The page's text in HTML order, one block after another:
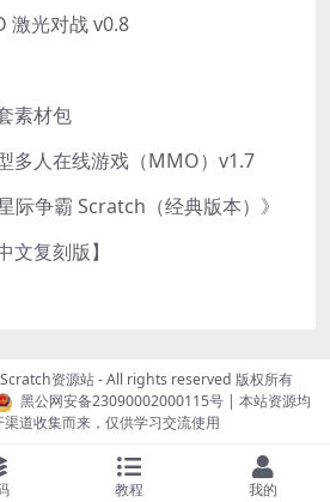
激光对战 v0.8
素材包
多人在线游戏（MMO）v1.7
际争霸 Scratch（经典版本）》
文复刻版】
资源站- All rights reserved 版权所有
黑公网安备23090002000115号| 本站资源均
道收集而来，仅供学习交流使用
教程 我的